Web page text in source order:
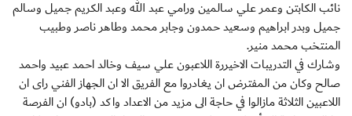
نائب الكابتن وعمر علي سالمين ورامي عبد الله وعبد الكريم جميل وسالم
جميل وبدر ابراهيم وسعيد حمدون وجابر محمد وطاهر ناصر وطبيب
المنتخب محمد منير.
وشارك في التدريبات الاخيررة اللاعبون علي سيف وخالد احمد عبيد واحمد
صالح وكان من المفترض ان يغادروا مع الفريق الا ان الجهاز الفني راى ان
اللاعبين الثلاثة مازالوا في حاجة الى مزيد من الاعداد واكد (بادو) ان الفرصة